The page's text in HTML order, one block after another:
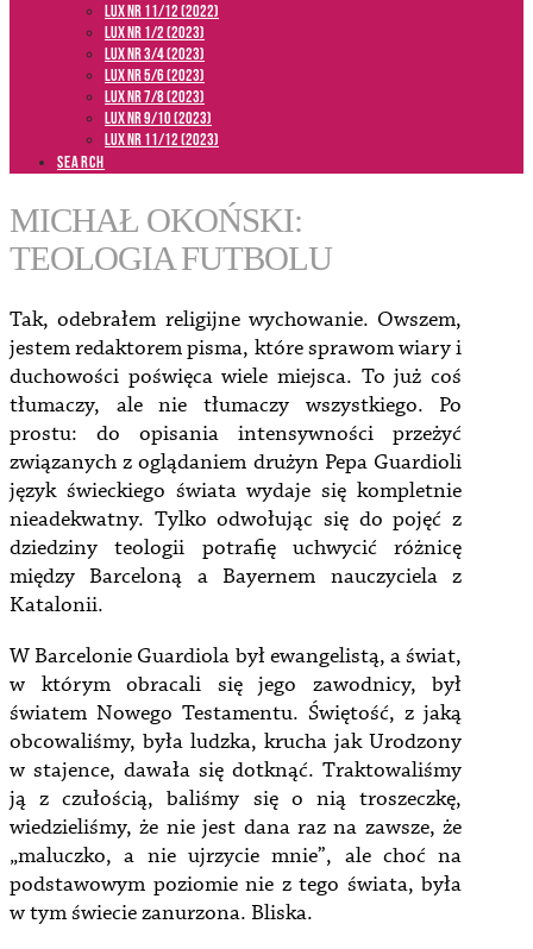
LUX NR 11/12 (2022)
LUX NR 1/2 (2023)
LUX NR 3/4 (2023)
LUX NR 5/6 (2023)
LUX NR 7/8 (2023)
LUX NR 9/10 (2023)
LUX NR 11/12 (2023)
SEARCH
MICHAŁ OKOŃSKI:
TEOLOGIA FUTBOLU
Tak, odebrałem religijne wychowanie. Owszem,
jestem redaktorem pisma, które sprawom wiary i
duchowości poświęca wiele miejsca. To już coś
tłumaczy, ale nie tłumaczy wszystkiego. Po
prostu: do opisania intensywności przeżyć
związanych z oglądaniem drużyn Pepa Guardioli
język świeckiego świata wydaje się kompletnie
nieadekwatny. Tylko odwołując się do pojęć z
dziedziny teologii potrafię uchwycić różnicę
między Barceloną a Bayernem nauczyciela z
Katalonii.
W Barcelonie Guardiola był ewangelistą, a świat,
w którym obracali się jego zawodnicy, był
światem Nowego Testamentu. Świętość, z jaką
obcowaliśmy, była ludzka, krucha jak Urodzony
w stajence, dawała się dotknąć. Traktowaliśmy
ją z czułością, baliśmy się o nią troszeczkę,
wiedzieliśmy, że nie jest dana raz na zawsze, że
„maluczko, a nie ujrzycie mnie”, ale choć na
podstawowym poziomie nie z tego świata, była
w tym świecie zanurzona. Bliska.